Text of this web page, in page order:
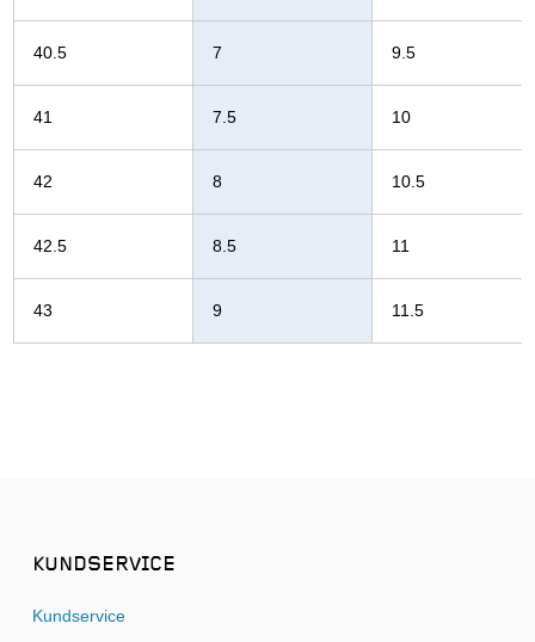
40.5 7 9.5
41 7.5 10
42 8 10.5
42.5 8.5 11
43 9 11.5
KUNDSERVICE
Kundservice